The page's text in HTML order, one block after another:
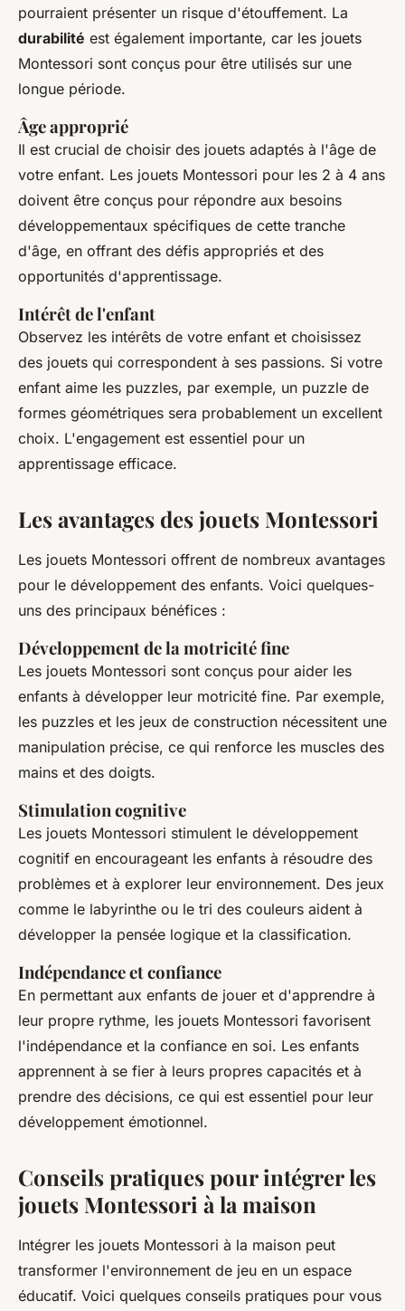
pourraient présenter un risque d'étouffement. La
durabilité est également importante, car les jouets
Montessori sont conçus pour être utilisés sur une
longue période.
Âge approprié
Il est crucial de choisir des jouets adaptés à l'âge de
votre enfant. Les jouets Montessori pour les 2 à 4 ans
doivent être conçus pour répondre aux besoins
développementaux spécifiques de cette tranche
d'âge, en offrant des défis appropriés et des
opportunités d'apprentissage.
Intérêt de l'enfant
Observez les intérêts de votre enfant et choisissez
des jouets qui correspondent à ses passions. Si votre
enfant aime les puzzles, par exemple, un puzzle de
formes géométriques sera probablement un excellent
choix. L'engagement est essentiel pour un
apprentissage efficace.
Les avantages des jouets Montessori
Les jouets Montessori offrent de nombreux avantages
pour le développement des enfants. Voici quelques-
uns des principaux bénéfices :
Développement de la motricité fine
Les jouets Montessori sont conçus pour aider les
enfants à développer leur motricité fine. Par exemple,
les puzzles et les jeux de construction nécessitent une
manipulation précise, ce qui renforce les muscles des
mains et des doigts.
Stimulation cognitive
Les jouets Montessori stimulent le développement
cognitif en encourageant les enfants à résoudre des
problèmes et à explorer leur environnement. Des jeux
comme le labyrinthe ou le tri des couleurs aident à
développer la pensée logique et la classification.
Indépendance et confiance
En permettant aux enfants de jouer et d'apprendre à
leur propre rythme, les jouets Montessori favorisent
l'indépendance et la confiance en soi. Les enfants
apprennent à se fier à leurs propres capacités et à
prendre des décisions, ce qui est essentiel pour leur
développement émotionnel.
Conseils pratiques pour intégrer les
jouets Montessori à la maison
Intégrer les jouets Montessori à la maison peut
transformer l'environnement de jeu en un espace
éducatif. Voici quelques conseils pratiques pour vous